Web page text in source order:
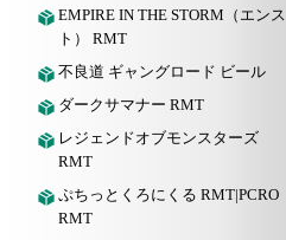
EMPIRE IN THE STORM（エンス
ト） RMT
不良道 ギャングロード ビール
ダークサマナー RMT
レジェンドオブモンスターズ
RMT
ぷちっとくろにくる RMT|PCRO
RMT